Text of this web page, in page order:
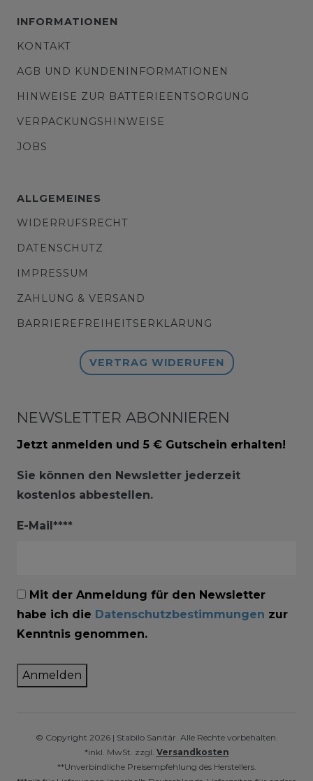
INFORMATIONEN
KONTAKT
AGB UND KUNDENINFORMATIONEN
HINWEISE ZUR BATTERIEENTSORGUNG
VERPACKUNGSHINWEISE
JOBS
ALLGEMEINES
WIDERRUFSRECHT
DATENSCHUTZ
IMPRESSUM
ZAHLUNG & VERSAND
BARRIEREFREIHEITSERKLÄRUNG
VERTRAG WIDERUFEN
NEWSLETTER ABONNIEREN
Jetzt anmelden und 5 € Gutschein erhalten!
Sie können den Newsletter jederzeit
kostenlos abbestellen.
E-Mail****
Mit der Anmeldung für den Newsletter
habe ich die Datenschutzbestimmungen zur
Kenntnis genommen.
Anmelden
© Copyright 2026 | Stabilo Sanitär. Alle Rechte vorbehalten.
*inkl. MwSt. zzgl. Versandkosten
**Unverbindliche Preisempfehlung des Herstellers.